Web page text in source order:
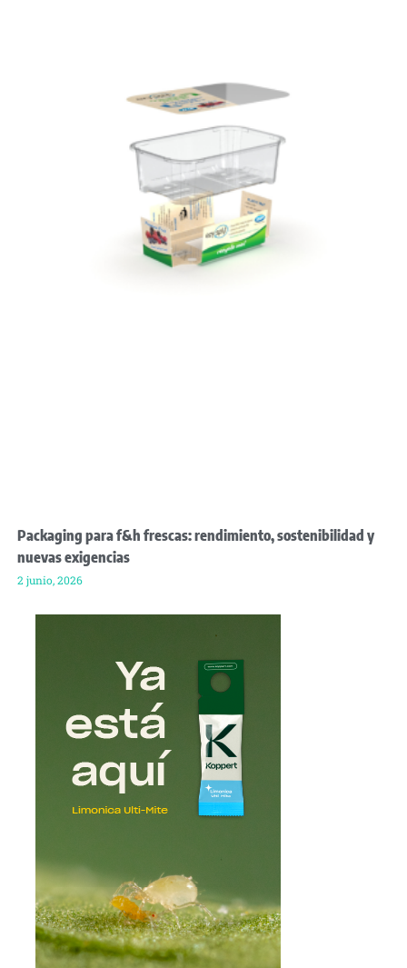
Packaging para f&h frescas: rendimiento, sostenibilidad y
nuevas exigencias
2 junio, 2026